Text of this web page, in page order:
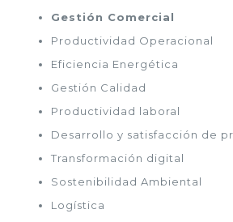
Gestión Comercial
Productividad Operacional
Eficiencia Energética
Gestión Calidad
Productividad laboral
Desarrollo y satisfacción de
Transformación digital
Sostenibilidad Ambiental
Logística